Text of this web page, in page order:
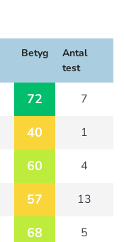
Betyg
Antal
test
72 7
40 1
60 4
57 13
68 5